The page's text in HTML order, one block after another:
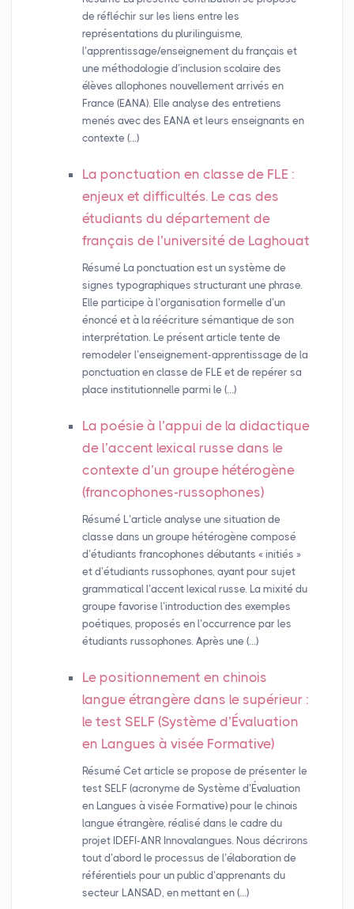
de réfléchir sur les liens entre les
représentations du plurilinguisme,
l’apprentissage/enseignement du français et
une méthodologie d’inclusion scolaire des
élèves allophones nouvellement arrivés en
France (EANA). Elle analyse des entretiens
menés avec des EANA et leurs enseignants en
contexte (…)
La ponctuation en classe de FLE :
enjeux et difficultés. Le cas des
étudiants du département de
français de l’université de Laghouat
Résumé La ponctuation est un système de
signes typographiques structurant une phrase.
Elle participe à l’organisation formelle d’un
énoncé et à la réécriture sémantique de son
interprétation. Le présent article tente de
remodeler l’enseignement-apprentissage de la
ponctuation en classe de FLE et de repérer sa
place institutionnelle parmi le (…)
La poésie à l’appui de la didactique
de l’accent lexical russe dans le
contexte d’un groupe hétérogène
(francophones-russophones)
Résumé L’article analyse une situation de
classe dans un groupe hétérogène composé
d’étudiants francophones débutants « initiés »
et d’étudiants russophones, ayant pour sujet
grammatical l’accent lexical russe. La mixité du
groupe favorise l’introduction des exemples
poétiques, proposés en l’occurrence par les
étudiants russophones. Après une (…)
Le positionnement en chinois
langue étrangère dans le supérieur :
le test SELF (Système d’Évaluation
en Langues à visée Formative)
Résumé Cet article se propose de présenter le
test SELF (acronyme de Système d’Évaluation
en Langues à visée Formative) pour le chinois
langue étrangère, réalisé dans le cadre du
projet IDEFI-ANR Innovalangues. Nous décrirons
tout d’abord le processus de l’élaboration de
référentiels pour un public d’apprenants du
secteur LANSAD, en mettant en (…)